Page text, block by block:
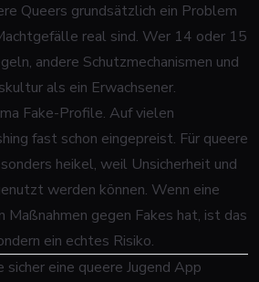
Queers grundsätzlich ein Problem
real sind. Wer 14 oder 15
andere Schutzmechanismen und
als ein Erwachsener.
Fake-Profile. Auf vielen
fast schon eingepreist. Für queere
heikel, weil Unsicherheit und
werden können. Wenn eine
gegen Fakes hat, ist das
ein echtes Risiko.
sicher eine queere Jugend App